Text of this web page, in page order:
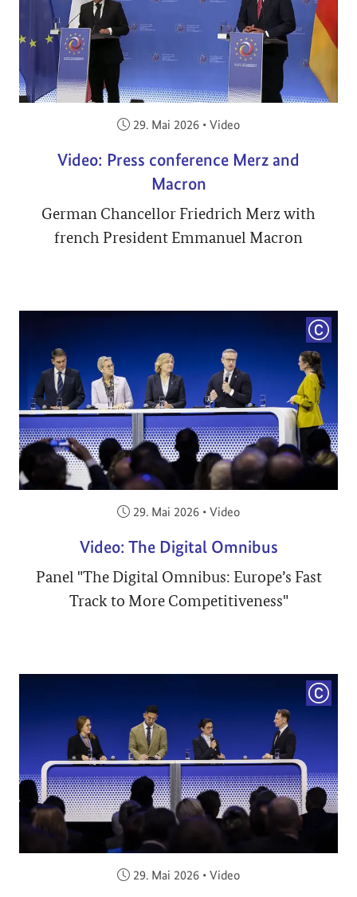
Veröffentlicht am:
29. Mai 2026 • Video
Video: Press conference Merz and
Macron
German Chancellor Friedrich Merz with
french President Emmanuel Macron
Veröffentlicht am:
29. Mai 2026 • Video
Video: The Digital Omnibus
Panel "The Digital Omnibus: Europe’s Fast
Track to More Competitiveness"
Veröffentlicht am:
29. Mai 2026 • Video